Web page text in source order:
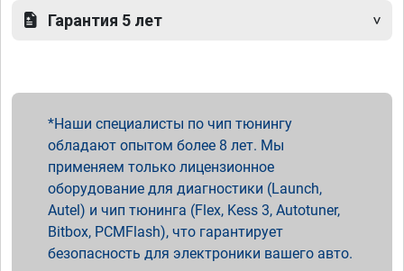
Гарантия 5 лет
Наши специалисты по чип тюнингу
обладают опытом более 8 лет. Мы
применяем только лицензионное
оборудование для диагностики (Launch,
Autel) и чип тюнинга (Flex, Kess 3, Autotuner,
Bitbox, PCMFlash), что гарантирует
безопасность для электроники вашего авто.